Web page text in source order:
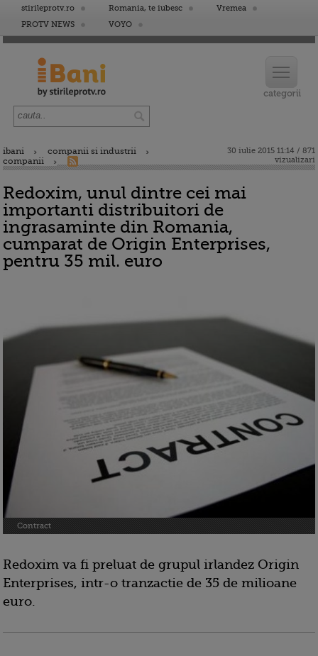
stirileprotv.ro Romania, te iubesc
Vremea
PROTV NEWS
VOYO
ibani
companii si industrii
companii
30 iulie 2015 11:14 / 871
vizualizari
Redoxim, unul dintre cei mai
importanti distribuitori de
ingrasaminte din Romania,
cumparat de Origin Enterprises,
pentru 35 mil. euro
Contract
Redoxim va fi preluat de grupul irlandez Origin
Enterprises, intr-o tranzactie de 35 de milioane
euro.